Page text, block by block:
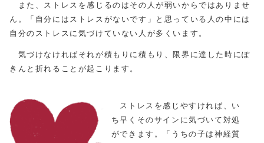
また、ストレスを感じるのはその人が弱いからではありませ
ん。「自分にはストレスがないです」と思っている人の中には
自分のストレスに気づけていない人が多くいます。
気づけなければそれが積もりに積もり、限界に達した時にぽ
きんと折れることが起こります。
ストレスを感じやすければ、い
ち早くそのサインに気づいて対処
ができます。「うちの子は神経質